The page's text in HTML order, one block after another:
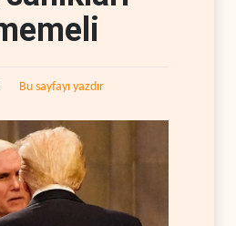
Bu sayfayı yazdır